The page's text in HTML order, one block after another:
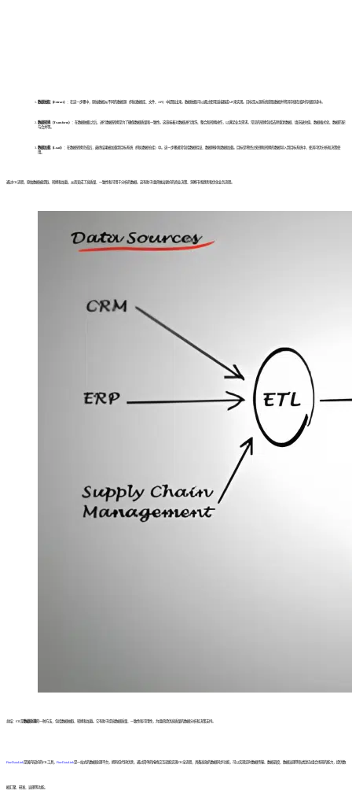
数据抽取（Extract） ：在这一步骤中，原始数据从不同的数据源（例如数据库、文件、API）中提取出来。数据抽取可以通过使用连接器或API来实现。目标是从源系统获取数据并将其存储在临时存储区域中。
数据转换（Transform） ：在数据抽取之后，进行数据转换是为了确保数据质量和一致性。这意味着对数据进行清洗、整合和转换操作，以满足业务需求。常见的转换包括去除重复数据、填充缺失值、数据格式化、数据匹配
与合并等。
数据加载（Load） ：在数据转换完成后，最终结果被加载到目标系统（例如数据仓库）中。这一步骤通常包括数据验证、数据映射和数据加载。目标是将经过处理和转换的数据导入到目标系统中，使其可供分析和决策使
用。
通过ETL流程，原始数据被提取、转换和加载，从而变成了高质量、一致性和可用于分析的数据。这有助于组织做出更好的商业决策、洞察市场趋势和优化业务流程。
总结：ETL是 数据处理 的一种方法，包括数据抽取、转换和加载。它有助于提高数据质量、一致性和可用性，为组织提供高质量的数据分析和决策支持。
FineDataLink 是国内较好的ETL工具， FineDataLink 是一站式的数据处理平台，拥有低代码优势，通过简单的拖拽交互就能实现ETL全流程，具备高效的数据同步功能，可以实现实时数据传输、数据调度、数据治理等各类复杂组合场景的能力，提供数
据汇聚、研发、治理等功能。